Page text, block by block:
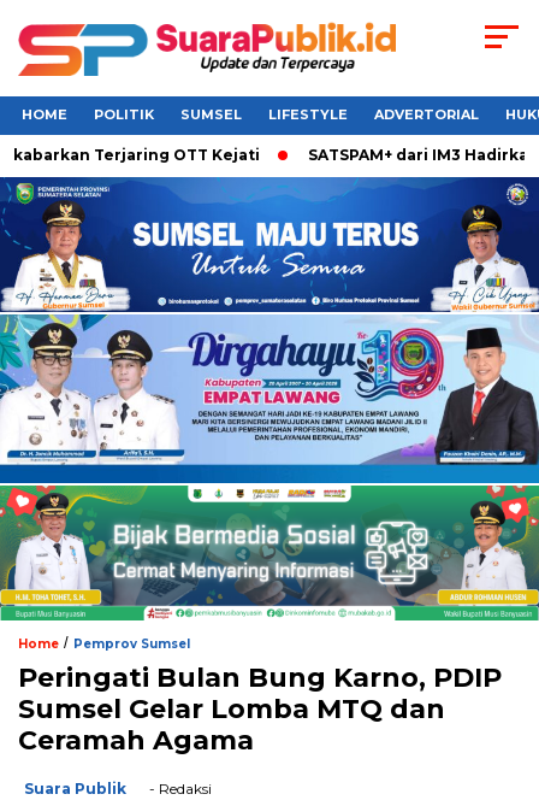
HOME POLITIK SUMSEL LIFESTYLE ADVERTORIAL
Terjaring OTT Kejati SATSPAM+ dari IM3
Home / Pemprov Sumsel
Peringati Bulan Bung Karno, PDIP
Sumsel Gelar Lomba MTQ dan
Ceramah Agama
Suara Publik
- Redaksi